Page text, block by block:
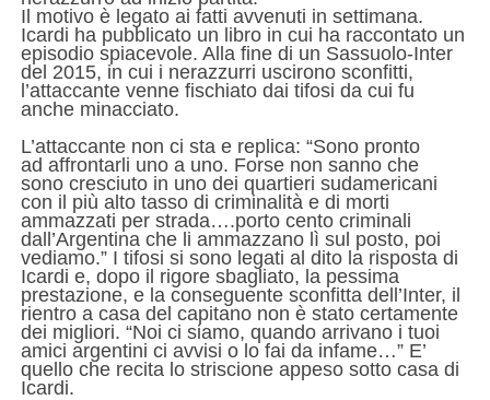
Il motivo è legato ai fatti avvenuti in settimana.
Icardi ha pubblicato un libro in cui ha raccontato un
episodio spiacevole. Alla fine di un Sassuolo-Inter
del 2015, in cui i nerazzurri uscirono sconfitti,
l’attaccante venne fischiato dai tifosi da cui fu
anche minacciato.
L’attaccante non ci sta e replica: “Sono pronto
ad affrontarli uno a uno. Forse non sanno che
sono cresciuto in uno dei quartieri sudamericani
con il più alto tasso di criminalità e di morti
ammazzati per strada….porto cento criminali
dall’Argentina che li ammazzano lì sul posto, poi
vediamo.” I tifosi si sono legati al dito la risposta di
Icardi e, dopo il rigore sbagliato, la pessima
prestazione, e la conseguente sconfitta dell’Inter, il
rientro a casa del capitano non è stato certamente
dei migliori. “Noi ci siamo, quando arrivano i tuoi
amici argentini ci avvisi o lo fai da infame…” E’
quello che recita lo striscione appeso sotto casa di
Icardi.